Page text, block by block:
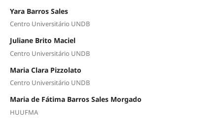
Yara Barros Sales
Centro Universitário UNDB
Juliane Brito Maciel
Centro Universitário UNDB
Maria Clara Pizzolato
Centro Universitário UNDB
Maria de Fátima Barros Sales Morgado
HUUFMA